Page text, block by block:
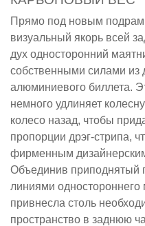
Прямо под новым
визуальный якорь всей
дух односторонний
собственными силами из
алюминиевого биллета.
немного удлиняет
колесо назад, чтобы
пропорции дрэг-стрипа,
фирменным
Объединив приподнятый
линиями
привнесла столь
пространство в заднюю